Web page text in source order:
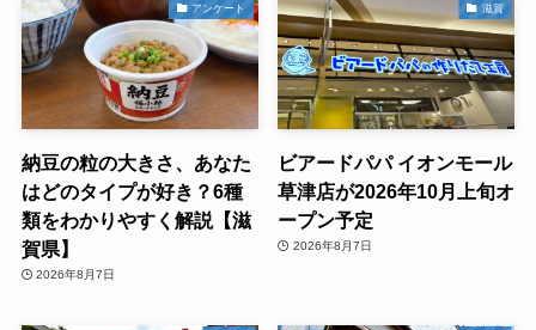
アンケート
納豆の粒の大きさ、あなた
はどのタイプが好き？6種
類をわかりやすく解説【滋
賀県】
2026年8月7日
滋賀
ビアードパパ イオンモール
草津店が2026年10月上旬オ
ープン予定
2026年8月7日